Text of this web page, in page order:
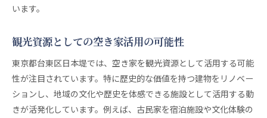
地域イベントでの空き家活用例
若者の発想を活かした空き家活用
市民の意識向上を促す教育活動
共同作業によるコミュニティ強化
日本堤の未来を築く空き家対策と賃貸のシナリオ
います。
観光資源としての空き家活用の可能性
東京都台東区日本堤では、空き家を観光資源として活用する可能
性が注目されています。特に歴史的な価値を持つ建物をリノベー
ションし、地域の文化や歴史を体感できる施設として活用する動
きが活発化しています。例えば、古民家を宿泊施設や文化体験の